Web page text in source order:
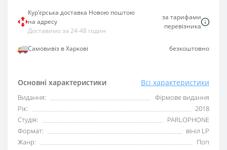
Основні характеристики Всі характеристики
Видання:
Фірмове видання
Рік:
2018
Студія:
PARLOPHONE
Формат:
вініл LP
Жанр:
Поп
Кур'єрська доставка Новою поштою
на адресу
Доставимо за 24-48 годин
за тарифами
перевізника
Самовивіз в Харкові безкоштовно